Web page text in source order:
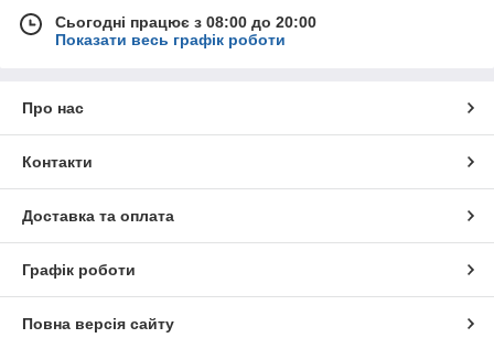
Сьогодні працює з 08:00 до 20:00
Показати весь графік роботи
Про нас
Контакти
Доставка та оплата
Графік роботи
Повна версія сайту